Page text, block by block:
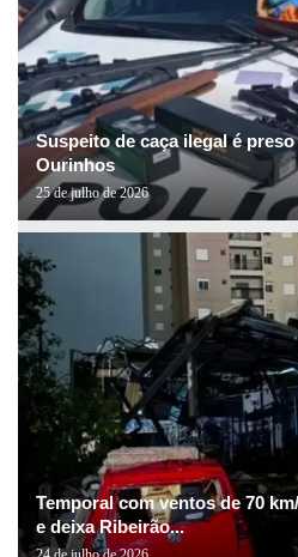
Suspeito de caça ilegal é
Ourinhos
25 de julho de 2026
Temporal com ventos de 70
e deixa Ribeirão...